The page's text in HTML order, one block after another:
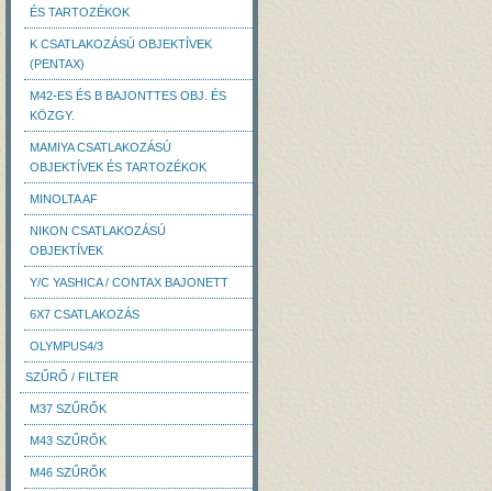
ÉS TARTOZÉKOK
K CSATLAKOZÁSÚ OBJEKTÍVEK
(PENTAX)
M42-ES ÉS B BAJONTTES OBJ. ÉS
KÖZGY.
MAMIYA CSATLAKOZÁSÚ
OBJEKTÍVEK ÉS TARTOZÉKOK
MINOLTA AF
NIKON CSATLAKOZÁSÚ
OBJEKTÍVEK
Y/C YASHICA / CONTAX BAJONETT
6X7 CSATLAKOZÁS
OLYMPUS4/3
SZŰRŐ / FILTER
M37 SZŰRŐK
M43 SZŰRŐK
M46 SZŰRŐK